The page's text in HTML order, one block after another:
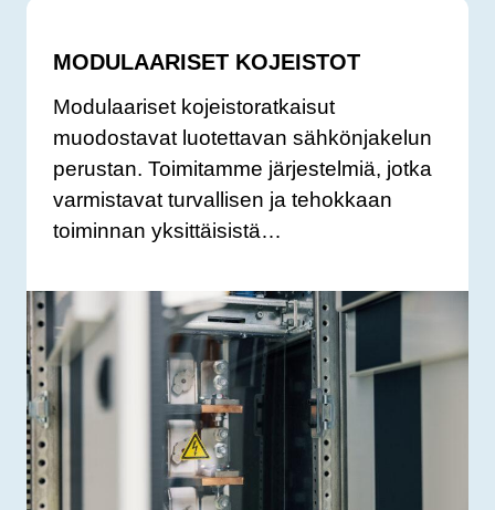
MODULAARISET KOJEISTOT
Modulaariset kojeistoratkaisut
muodostavat luotettavan sähkönjakelun
perustan. Toimitamme järjestelmiä, jotka
varmistavat turvallisen ja tehokkaan
toiminnan yksittäisistä…